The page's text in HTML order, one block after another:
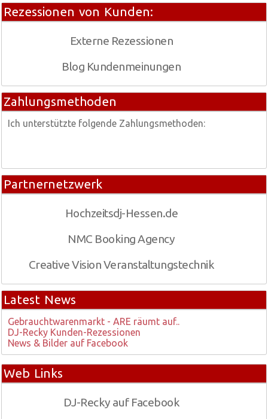
Rezessionen von Kunden:
Externe Rezessionen
Blog Kundenmeinungen
Zahlungsmethoden
Ich unterstützte folgende Zahlungsmethoden:
Partnernetzwerk
Hochzeitsdj-Hessen.de
NMC Booking Agency
Creative Vision Veranstaltungstechnik
Latest News
Gebrauchtwarenmarkt - ARE räumt auf..
DJ-Recky Kunden-Rezessionen
News & Bilder auf Facebook
Web Links
DJ-Recky auf Facebook